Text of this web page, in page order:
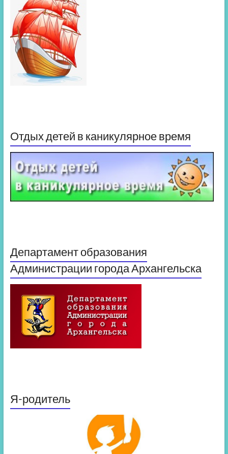
Отдых детей в каникулярное время
Департамент образования
Администрации города Архангельска
Я-родитель